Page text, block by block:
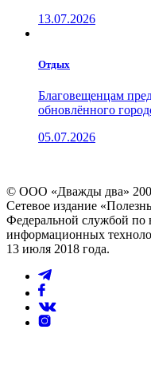
13.07.2026
Отдых
Благовещенцам
обновлённого
05.07.2026
© ООО «Дважды два»
Сетевое издание
Федеральной службой по
информационных
13 июля 2018 года.